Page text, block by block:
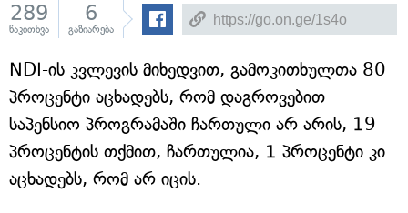
289
წაკითხვა
6
გაზიარება
NDI-ის კვლევის მიხედვით, გამოკითხულთა 80
პროცენტი აცხადებს, რომ დაგროვებით
საპენსიო პროგრამაში ჩართული არ არის, 19
პროცენტის თქმით, ჩართულია, 1 პროცენტი კი
აცხადებს, რომ არ იცის.